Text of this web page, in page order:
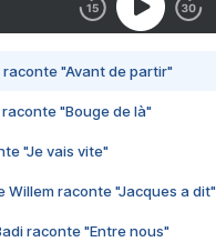
raconte "Avant de partir"
raconte "Bouge de là"
"Je vais vite"
Willem raconte "Jacques a dit"
raconte "Entre nous"